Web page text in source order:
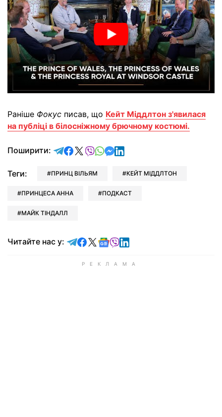
Раніше Фокус писав, що Кейт Міддлтон з'явилася
на публіці в білосніжному брючному костюмі.
Поширити: відправити у Telegram
поділитись у Facebook
поділитись у X
відправити у Viber
відправити у Whatsapp
відправити у Messenger
відправити у LinkedIn
Теги: ПРИНЦ ВІЛЬЯМ КЕЙТ МІДДЛТОН
ПРИНЦЕСА АННА ПОДКАСТ
МАЙК ТІНДАЛЛ
Читайте нас у: Читайте у Telegram
Читайте у Facebook
Читайте у X
Читайте у Google news
Читайте у Viber
Читайте у LinkedIn